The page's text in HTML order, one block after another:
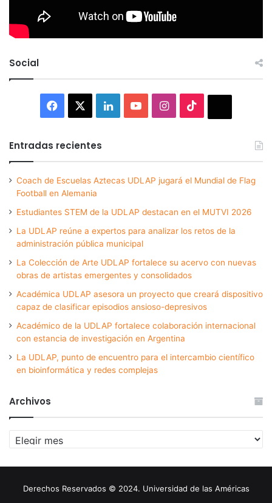
Social
Facebook LinkedInYouTubeInstagram
Entradas recientes
Coach de Escuelas Aztecas UDLAP jugará el Mundial de Flag
Football en Alemania
Estudiantes STEM de la UDLAP destacan en el MUTVI 2026
La UDLAP reúne a expertos para analizar los retos de la
administración pública municipal
La Colección de Arte UDLAP fortalece su acervo con nuevas
obras de artistas emergentes y consolidados
Académica UDLAP asesora un proyecto que creará dispositivo
capaz de clasificar episodios ansioso-depresivos
Académico de la UDLAP fortalece colaboración internacional
con estancia de investigación en Argentina
La UDLAP, punto de encuentro para el intercambio científico
en bioinformática y redes complejas
Archivos
Archivos
Derechos Reservados © 2024. Universidad de las Américas